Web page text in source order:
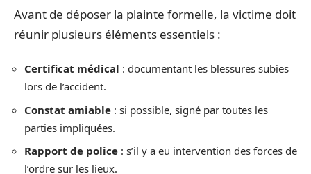
Avant de déposer la plainte formelle, la victime doit
réunir plusieurs éléments essentiels :
Certificat médical : documentant les blessures subies
lors de l’accident.
Constat amiable : si possible, signé par toutes les
parties impliquées.
Rapport de police : s’il y a eu intervention des forces de
l’ordre sur les lieux.